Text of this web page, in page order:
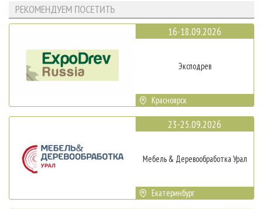
РЕКОМЕНДУЕМ ПОСЕТИТЬ
16-18.09.2026
Эксподрев
Красноярск
23-25.09.2026
Мебель & Деревообработка Урал
Екатеринбург